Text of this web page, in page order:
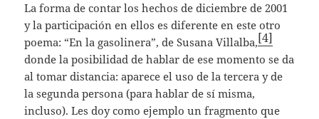
La forma de contar los hechos de diciembre de 2001
y la participación en ellos es diferente en este otro
poema: “En la gasolinera”, de Susana Villalba,[4]
donde la posibilidad de hablar de ese momento se da
al tomar distancia: aparece el uso de la tercera y de
la segunda persona (para hablar de sí misma,
incluso). Les doy como ejemplo un fragmento que